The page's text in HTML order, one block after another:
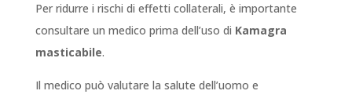
Per ridurre i rischi di effetti collaterali, è importante
consultare un medico prima dell’uso di Kamagra
masticabile.
Il medico può valutare la salute dell’uomo e